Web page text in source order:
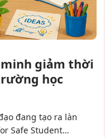
giảm thời
học
đang tạo ra làn
Safe Student